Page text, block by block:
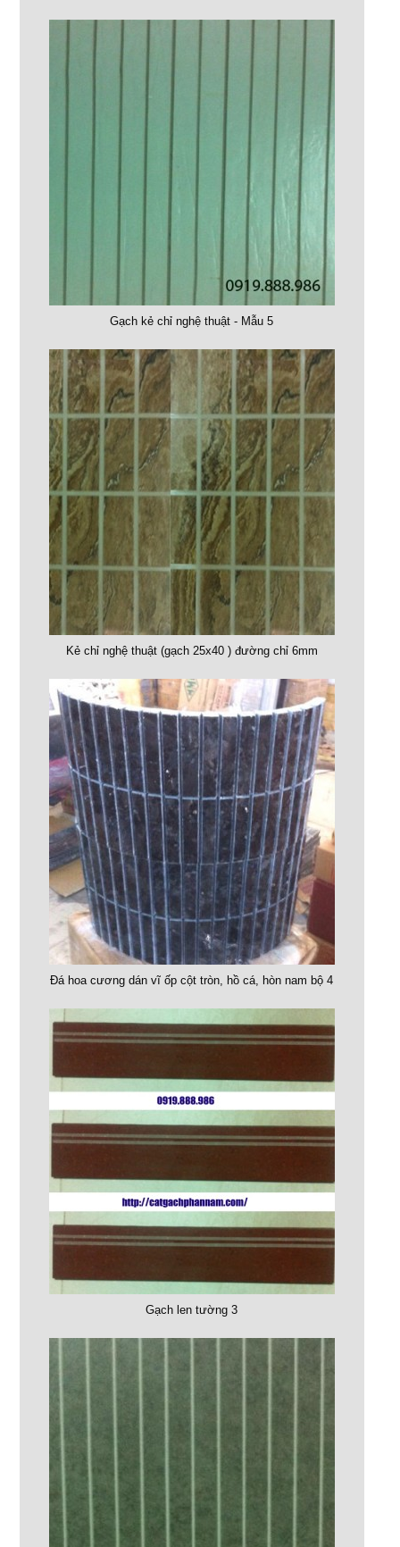
Gạch kẻ chỉ nghệ thuật - Mẫu 5
Kẻ chỉ nghệ thuật (gạch 25x40 ) đường chỉ 6mm
Đá hoa cương dán vĩ ốp cột tròn, hồ cá, hòn nam bộ 4
Gạch len tường 3